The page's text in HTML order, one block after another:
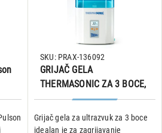
GRIJAČ GELA
THERMASONIC ZA 3 BOCE,
sa LCD ekranom
Grijač gela za ultrazvuk za 3 boce
idealan je za zagrijavanje
SKU: PRAX-136092